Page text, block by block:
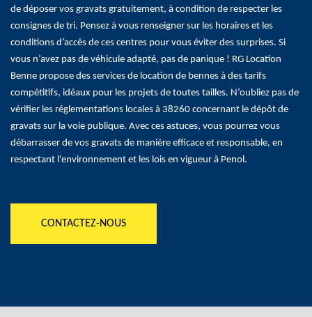
de déposer vos gravats gratuitement, à condition de respecter les
consignes de tri. Pensez à vous renseigner sur les horaires et les
conditions d’accès de ces centres pour vous éviter des surprises. Si
vous n’avez pas de véhicule adapté, pas de panique ! RG Location
Benne propose des services de location de bennes à des tarifs
compétitifs, idéaux pour les projets de toutes tailles. N’oubliez pas de
vérifier les réglementations locales à 38260 concernant le dépôt de
gravats sur la voie publique. Avec ces astuces, vous pourrez vous
débarrasser de vos gravats de manière efficace et responsable, en
respectant l'environnement et les lois en vigueur à Penol.
CONTACTEZ-NOUS